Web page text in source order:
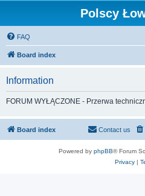
Polscy
FAQ
Board index
Information
FORUM WYŁĄCZONE - Przerwa
Board index Contact us
Powered by phpBB® Forum
Privacy|